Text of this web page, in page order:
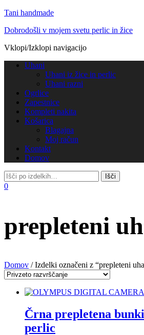
Tani handmade
Dobrodošli v mojem svetu perlic in žice
Vklopi/Izklopi navigacijo
Uhani
Uhani iz žice in perlic
Uhani razni
Ogrlice
Zapestnice
Kompleti nakita
Košarica
Blagajna
Moj račun
Kontakt
Domov
0
prepleteni
Domov / Izdelki označeni z “prepleteni
Črna prepletena
perlic